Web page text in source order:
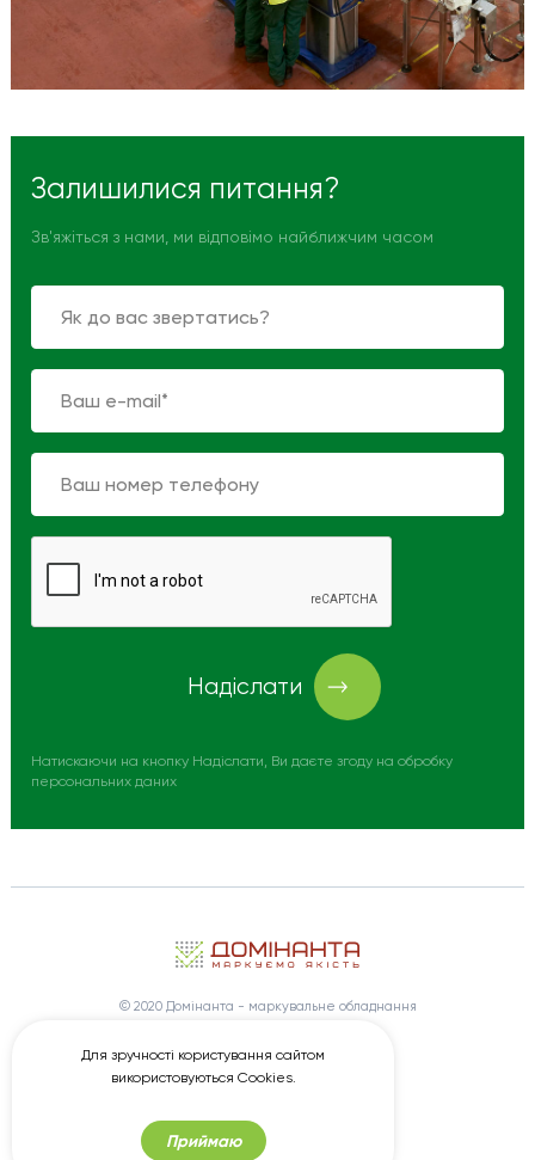
Залишилися питання?
Зв'яжіться з нами, ми відповімо найближчим часом
Надіслати
Натискаючи на кнопку Надіслати, Ви даєте згоду на обробку
персональних даних
© 2020 Домінанта - маркувальне обладнання
Просування сайтуElit-Web
Для зручності користування сайтом
використовуються Cookies.
Приймаю